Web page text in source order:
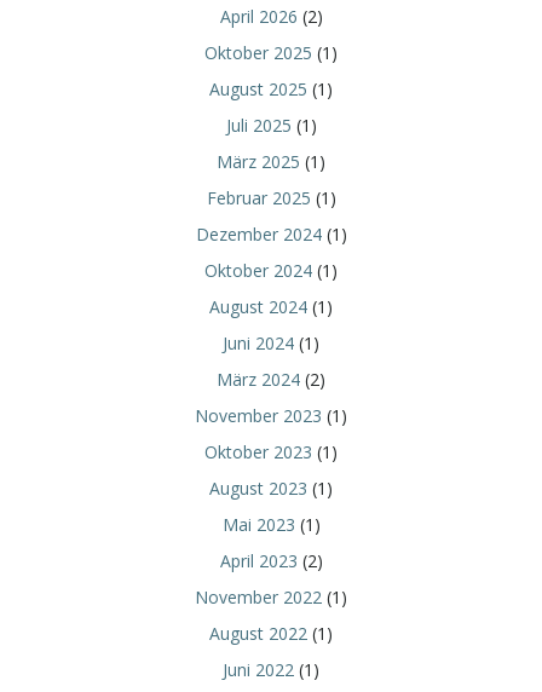
April 2026 (2)
Oktober 2025 (1)
August 2025 (1)
Juli 2025 (1)
März 2025 (1)
Februar 2025 (1)
Dezember 2024(1)
Oktober 2024 (1)
August 2024 (1)
Juni 2024 (1)
März 2024 (2)
November 2023 (1)
Oktober 2023 (1)
August 2023 (1)
Mai 2023 (1)
April 2023 (2)
November 2022 (1)
August 2022 (1)
Juni 2022 (1)